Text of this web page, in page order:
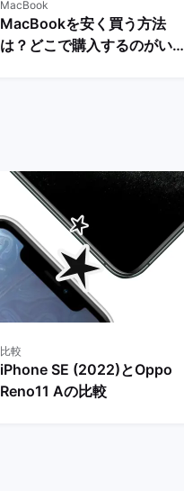
MacBook
MacBookを安く買う方法
は？どこで購入するのがいい
比較
iPhone SE (2022)とOppo
Reno11 Aの比較